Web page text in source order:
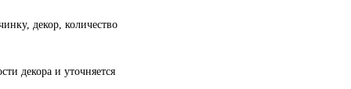
декор, количество
декора и уточняется